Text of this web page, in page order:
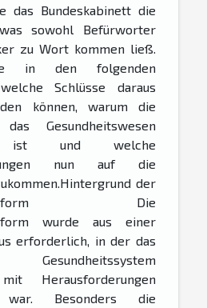
das Bundeskabinett die
sowohl Befürworter
zu Wort kommen ließ.
in den folgenden
Schlüsse daraus
können, warum die
Gesundheitswesen
ist und welche
nun auf die
der
Die
wurde aus einer
erforderlich, in der das
Herausforderungen
war. Besonders die